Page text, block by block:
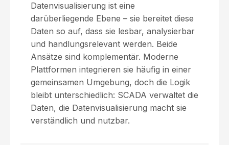
Datenvisualisierung ist eine
darüberliegende Ebene – sie bereitet diese
Daten so auf, dass sie lesbar, analysierbar
und handlungsrelevant werden. Beide
Ansätze sind komplementär. Moderne
Plattformen integrieren sie häufig in einer
gemeinsamen Umgebung, doch die Logik
bleibt unterschiedlich: SCADA verwaltet die
Daten, die Datenvisualisierung macht sie
verständlich und nutzbar.